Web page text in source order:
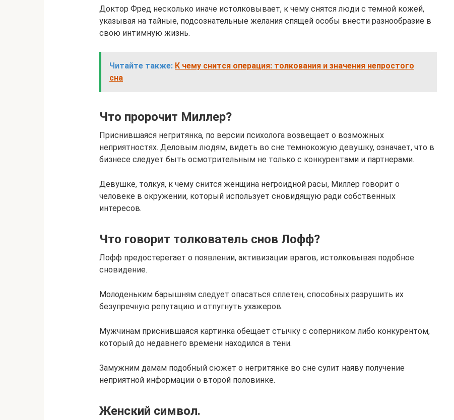
Доктор Фред несколько иначе истолковывает, к чему снятся люди с темной кожей,
указывая на тайные, подсознательные желания спящей особы внести разнообразие в
свою интимную жизнь.
Читайте также: К чему снится операция: толкования и значения непростого
сна
Что пророчит Миллер?
Приснившаяся негритянка, по версии психолога возвещает о возможных
неприятностях. Деловым людям, видеть во сне темнокожую девушку, означает, что в
бизнесе следует быть осмотрительным не только с конкурентами и партнерами.
Девушке, толкуя, к чему снится женщина негроидной расы, Миллер говорит о
человеке в окружении, который использует сновидящую ради собственных
интересов.
Что говорит толкователь снов Лофф?
Лофф предостерегает о появлении, активизации врагов, истолковывая подобное
сновидение.
Молоденьким барышням следует опасаться сплетен, способных разрушить их
безупречную репутацию и отпугнуть ухажеров.
Мужчинам приснившаяся картинка обещает стычку с соперником либо конкурентом,
который до недавнего времени находился в тени.
Замужним дамам подобный сюжет о негритянке во сне сулит наяву получение
неприятной информации о второй половинке.
Женский символ.